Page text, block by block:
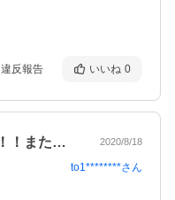
違反報告 いいね 0
海外製品より味は間違いない！！また購入… 2020/8/18
to1********さん